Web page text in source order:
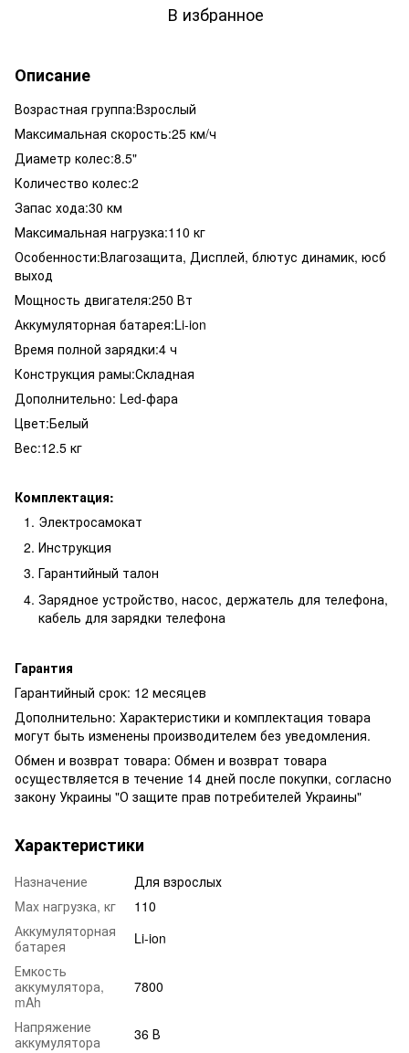
В избранное
Описание
Возрастная группа:Взрослый
Максимальная скорость:25 км/ч
Диаметр колес:8.5"
Количество колес:2
Запас хода:30 км
Максимальная нагрузка:110 кг
Особенности:Влагозащита, Дисплей, блютус динамик, юсб
выход
Мощность двигателя:250 Вт
Аккумуляторная батарея:Li-ion
Время полной зарядки:4 ч
Конструкция рамы:Складная
Дополнительно: Led-фара
Цвет:Белый
Вес:12.5 кг
Комплектация:
Электросамокат
Инструкция
Гарантийный талон
Зарядное устройство, насос, держатель для телефона,
кабель для зарядки телефона
Гарантия
Гарантийный срок: 12 месяцев
Дополнительно: Характеристики и комплектация товара
могут быть изменены производителем без уведомления.
Обмен и возврат товара: Обмен и возврат товара
осуществляется в течение 14 дней после покупки, согласно
закону Украины "О защите прав потребителей Украины"
Характеристики
Назначение
Для взрослых
Mаx нагрузка, кг
110
Аккумуляторная
батарея
Li-ion
Емкость
аккумулятора,
mAh
7800
Напряжение
аккумулятора
36 В